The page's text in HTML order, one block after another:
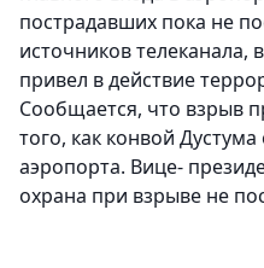
пострадавших пока не
источников телеканала,
привел в действие
Сообщается, что взрыв
того, как конвой
аэропорта. Вице-
охрана при взрыве не